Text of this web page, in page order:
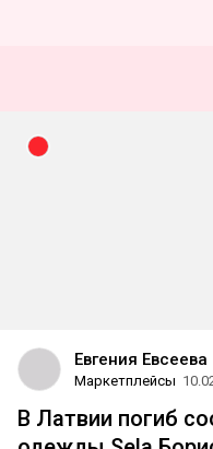
Евгения Евсеева
Маркетплейсы
В Латвии погиб